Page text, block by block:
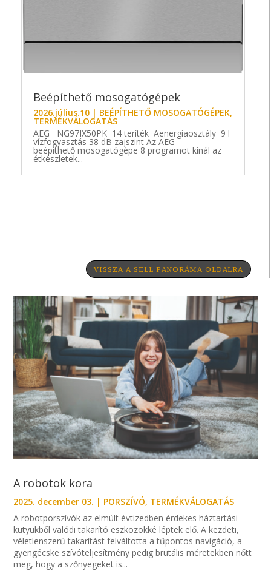
Beépíthető mosogatógépek
2026.július.10 | BEÉPÍTHETŐ MOSOGATÓGÉPEK,
TERMÉKVÁLOGATÁS
AEG NG97IX50PK 14 teríték Aenergiaosztály 9 l
vízfogyasztás 38 dB zajszint Az AEG
beépíthető mosogatógépe 8 programot kínál az
étkészletek...
VISSZA A SELL PANORÁMA OLDALRA
A robotok kora
2025. december 03. | PORSZÍVÓ, TERMÉKVÁLOGATÁS
A robotporszívók az elmúlt évtizedben érdekes háztartási
kütyükből valódi takarító eszközökké léptek elő. A kezdeti,
véletlenszerű takarítást felváltotta a tűpontos navigáció, a
gyengécske szívóteljesítmény pedig brutális méretekben nőtt
meg, hogy a szőnyegeket is...